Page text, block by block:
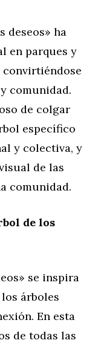
deseos» ha
en parques y
convirtiéndose
comunidad.
de colgar
específico
y colectiva, y
de las
comunidad.
de los
se inspira
árboles
En esta
de todas las